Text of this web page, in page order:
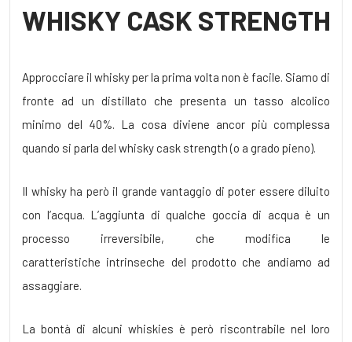
WHISKY CASK STRENGTH
Approcciare il whisky per la prima volta non è facile. Siamo di
fronte ad un distillato che presenta un tasso alcolico
minimo del 40%. La cosa diviene ancor più complessa
quando si parla del whisky cask strength (o a grado pieno).
Il whisky ha però il grande vantaggio di poter essere diluito
con l’acqua. L’aggiunta di qualche goccia di acqua è un
processo irreversibile, che modifica le
caratteristiche intrinseche del prodotto che andiamo ad
assaggiare.
La bontà di alcuni whiskies è però riscontrabile nel loro